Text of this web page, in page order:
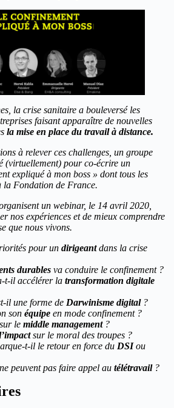
la crise sanitaire a bouleversé les
faisant apparaître de nouvelles
la mise en place du travail à distance.
à relever ces challenges, un groupe
(virtuellement) pour co-écrire un
expliqué à mon boss » dont tous les
la Fondation de France.
un webinar, le 14 avril 2020,
nos expériences et de mieux comprendre
que nous vivons.
pour un dirigeantdans la crise
durables va conduire le confinement ?
t-il accélérer la transformation digitale
il une forme de Darwinisme digital?
son équipe en mode confinement ?
le middle management ?
sur le moral des troupes ?
t-il le retour en force du DSIou
peuvent pas faire appel au télétravail?